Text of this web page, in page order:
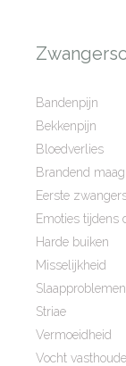
Bandenpijn
Bekkenpijn
Bloedverlies
Brandend
Eerste
Emoties tijdens
Harde buiken
Misselijkheid
Slaapproblemen
Striae
Vermoeidheid
Vocht